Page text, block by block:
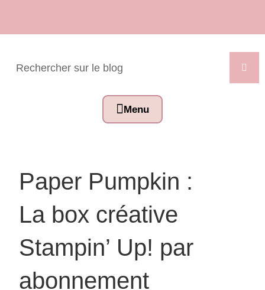
Paper Pumpkin :
La box créative
Stampin’ Up! par
abonnement